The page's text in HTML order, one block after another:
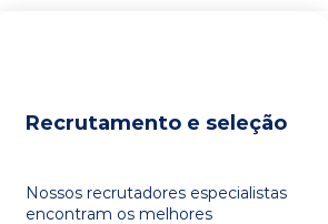
Recrutamento e seleção
Nossos recrutadores especialistas
encontram os melhores